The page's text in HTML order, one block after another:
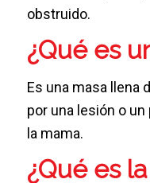
obstruido.
¿Qué es
Es una masa llena
por una lesión o
la mama.
¿Qué es